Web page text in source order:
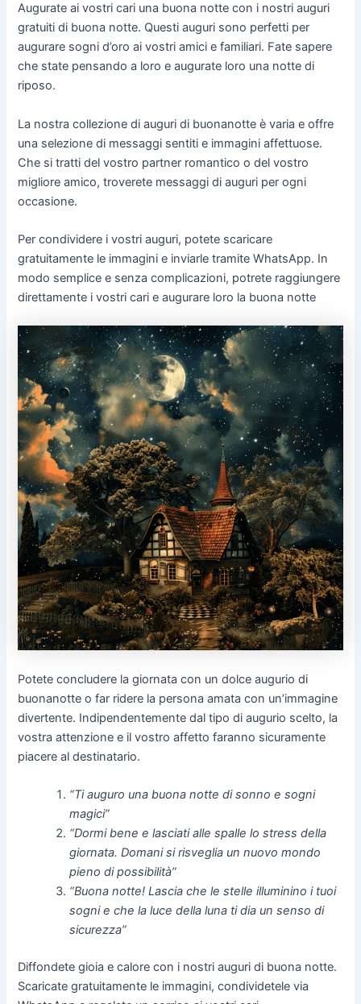
Augurate ai vostri cari una buona notte con i nostri auguri
gratuiti di buona notte. Questi auguri sono perfetti per
augurare sogni d’oro ai vostri amici e familiari. Fate sapere
che state pensando a loro e augurate loro una notte di
riposo.
La nostra collezione di auguri di buonanotte è varia e offre
una selezione di messaggi sentiti e immagini affettuose.
Che si tratti del vostro partner romantico o del vostro
migliore amico, troverete messaggi di auguri per ogni
occasione.
Per condividere i vostri auguri, potete scaricare
gratuitamente le immagini e inviarle tramite WhatsApp. In
modo semplice e senza complicazioni, potrete raggiungere
direttamente i vostri cari e augurare loro la buona notte
Potete concludere la giornata con un dolce augurio di
buonanotte o far ridere la persona amata con un’immagine
divertente. Indipendentemente dal tipo di augurio scelto, la
vostra attenzione e il vostro affetto faranno sicuramente
piacere al destinatario.
“Ti auguro una buona notte di sonno e sogni
magici”
“Dormi bene e lasciati alle spalle lo stress della
giornata. Domani si risveglia un nuovo mondo
pieno di possibilità”
“Buona notte! Lascia che le stelle illuminino i tuoi
sogni e che la luce della luna ti dia un senso di
sicurezza”
Diffondete gioia e calore con i nostri auguri di buona notte.
Scaricate gratuitamente le immagini, condividetele via